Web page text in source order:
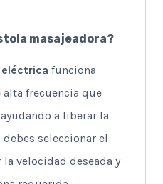
masajeadora?
funciona
frecuencia que
a liberar la
seleccionar el
velocidad deseada y